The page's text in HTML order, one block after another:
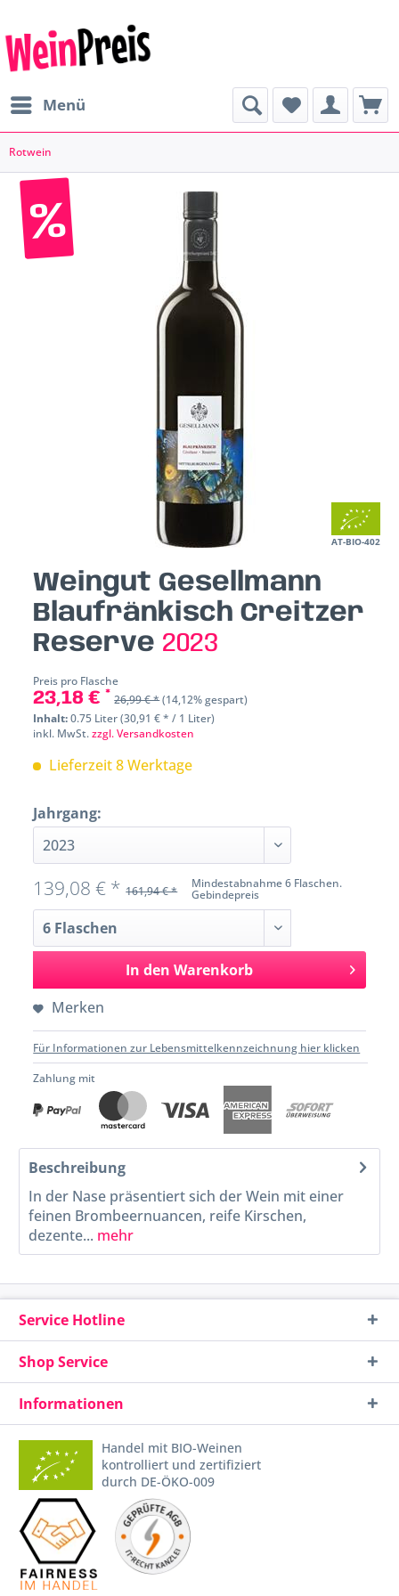
Menü
Rotwein
AT-BIO-402
Weingut Gesellmann
Blaufränkisch Creitzer
Reserve 2023
Preis pro Flasche
23,18 € * 26,99 € *(14,12% gespart)
Inhalt:0.75 Liter (30,91 € * / 1 Liter)
inkl. MwSt.zzgl. Versandkosten
Lieferzeit 8 Werktage
Jahrgang:
Mindestabnahme 6 Flaschen.
Gebindepreis
139,08 € * 161,94 € *
In den Warenkorb
Merken
Für Informationen zur Lebensmittelkennzeichnung hier klicken
Zahlung mit
Beschreibung
In der Nase präsentiert sich der Wein mit einer
feinen Brombeernuancen, reife Kirschen,
dezente... mehr
Service Hotline
Shop Service
Informationen
Handel mit BIO-Weinen
kontrolliert und zertifiziert
durch DE-ÖKO-009